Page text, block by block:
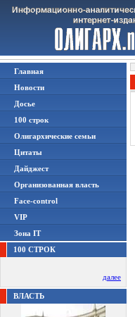
Главная
Новости
Досье
100 строк
Олигархические семьи
Цитаты
Дайджест
Организованная власть
Face-control
VIP
Зона IT
100 СТРОК
далее
ВЛАСТЬ